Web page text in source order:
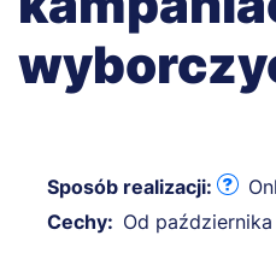
Sposób realizacji:
Cechy: Od października